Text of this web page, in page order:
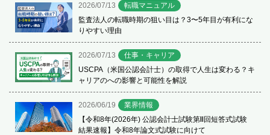
2026/07/13
転職マニュアル
監査法人の転職時期の狙い目は？3〜5年目が有利にな
りやすい理由
2026/07/13
仕事・キャリア
USCPA（米国公認会計士）の取得で人生は変わる？キ
ャリアのへの影響と可能性を解説
2026/06/19
業界情報
【令和8年(2026年) 公認会計士試験第Ⅱ回短答式試験
結果速報】令和8年論文式試験に向けて